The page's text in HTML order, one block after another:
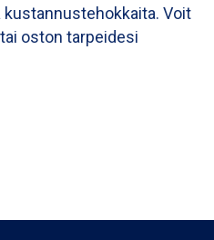
Voit
oston tarpeidesi